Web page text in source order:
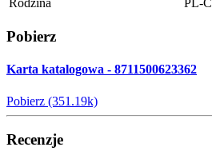
Rodzina PL-C
Pobierz
Karta katalogowa - 8711500623362
Pobierz (351.19k)
Recenzje